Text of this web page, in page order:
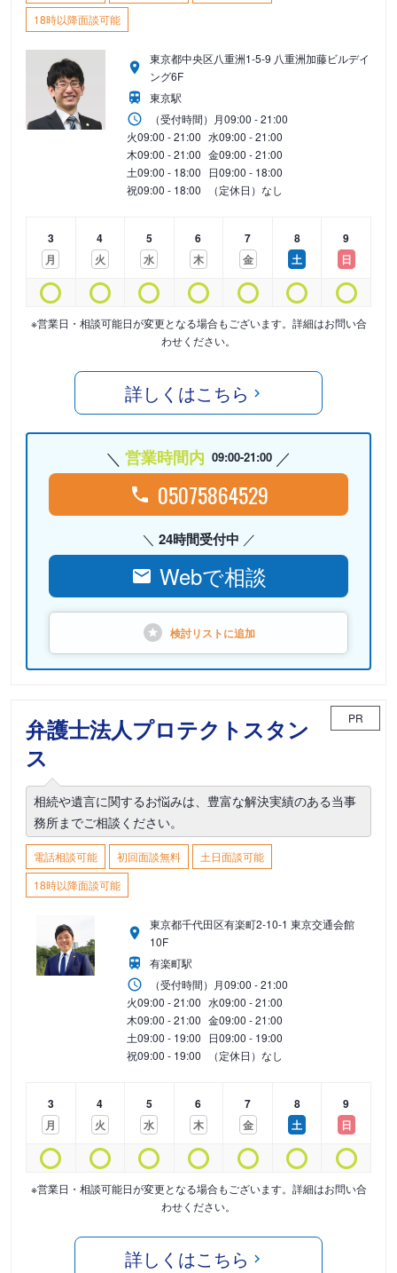
18時以降面談可能
東京都中央区八重洲1-5-9 八重洲加藤ビルデイ
ング6F
東京駅
（受付時間） 月09:00 - 21:00
火09:00 - 21:00 水09:00 - 21:00
木09:00 - 21:00 金09:00 - 21:00
土09:00 - 18:00 日09:00 - 18:00
祝09:00 - 18:00 （定休日）なし
3
月
4
火
5
水
6
木
7
金
8
土
9
日
※営業日・相談可能日が変更となる場合もございます。詳細はお問い合
わせください。
詳しくはこちら
営業時間内 09:00-21:00
05075864529
24時間受付中
Webで相談
検討リストに追加
弁護士法人プロテクトスタン
ス
PR
相続や遺言に関するお悩みは、豊富な解決実績のある当事
務所までご相談ください。
電話相談可能 初回面談無料
土日面談可能
18時以降面談可能
東京都千代田区有楽町2-10-1 東京交通会館
10F
有楽町駅
（受付時間） 月09:00 - 21:00
火09:00 - 21:00 水09:00 - 21:00
木09:00 - 21:00 金09:00 - 21:00
土09:00 - 19:00 日09:00 - 19:00
祝09:00 - 19:00 （定休日）なし
3
月
4
火
5
水
6
木
7
金
8
土
9
日
※営業日・相談可能日が変更となる場合もございます。詳細はお問い合
わせください。
詳しくはこちら